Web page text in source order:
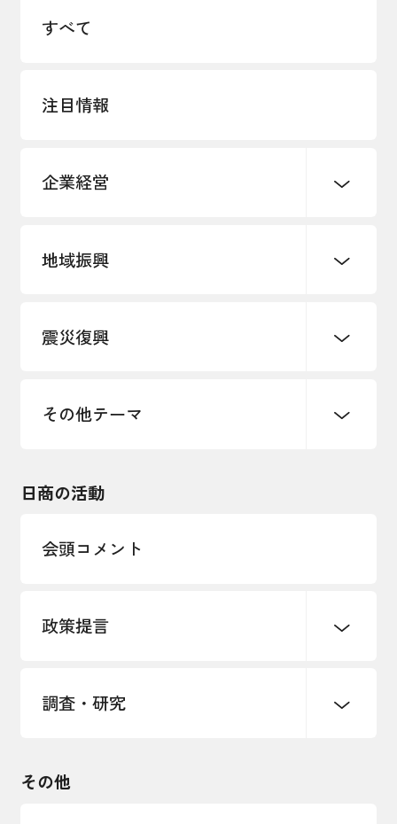
すべて
注目情報
企業経営
創業
事業承継・引継ぎ支援
雇用・労働・人材確保
地域振興
まちづくり
震災復興
令和６年能登半島地震関連
その他テーマ
インボイス制度
海外情報レポート
安全保障貿易管理・技術流出防止に関す
経営者保証に関するガイドライン
日商の活動
会頭コメント
政策提言
中小企業経営
国土強靭化・社会基盤整備・震災復興
調査・研究
LOBO調査
その他